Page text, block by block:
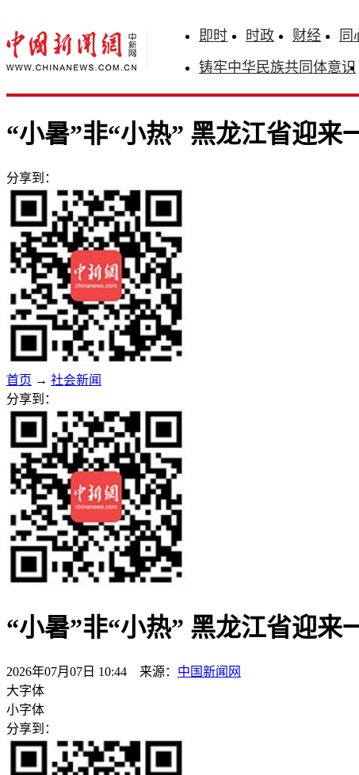
即时 时政 财经 同
铸牢中华民族共同体意识
“小暑”非“小热” 黑龙江省迎来
分享到：
首页 → 社会新闻
分享到：
“小暑”非“小热” 黑龙江省迎来
2026年07月07日 10:44 来源： 中国新闻网
大字体
小字体
分享到：